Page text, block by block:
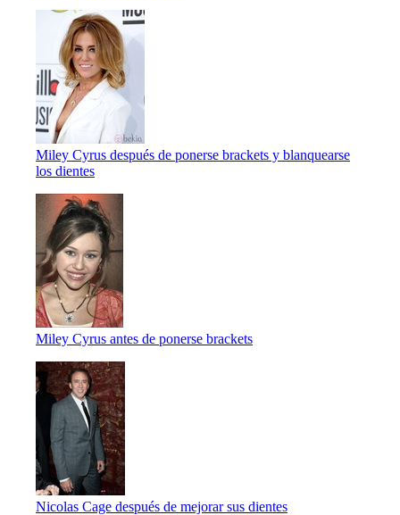
Miley Cyrus después de ponerse brackets y blanquearse
los dientes
Miley Cyrus antes de ponerse brackets
Nicolas Cage después de mejorar sus dientes